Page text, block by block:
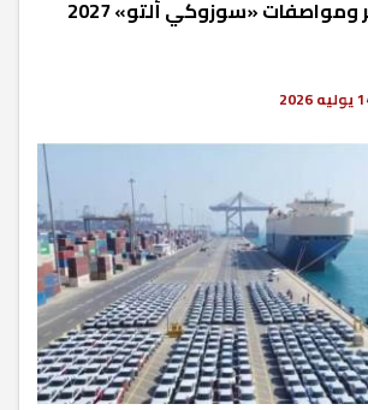
«سوزوكي ألتو» 2027